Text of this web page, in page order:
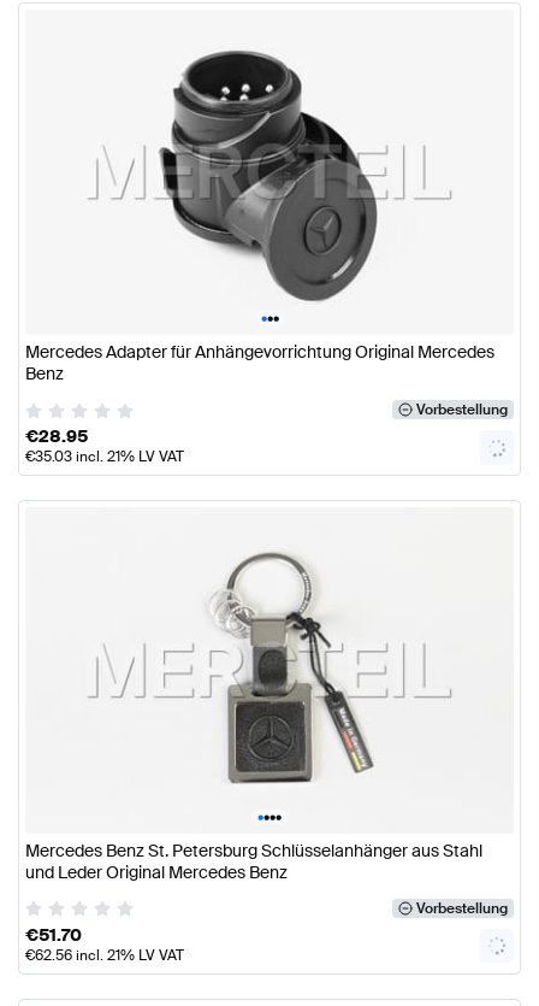
•••
Mercedes Adapter für Anhängevorrichtung Original Mercedes
Benz
Vorbestellung
€28.95
€35.03incl. 21% LV VAT
••••
Mercedes Benz St. Petersburg Schlüsselanhänger aus Stahl
und Leder Original Mercedes Benz
Vorbestellung
€51.70
€62.56incl. 21% LV VAT